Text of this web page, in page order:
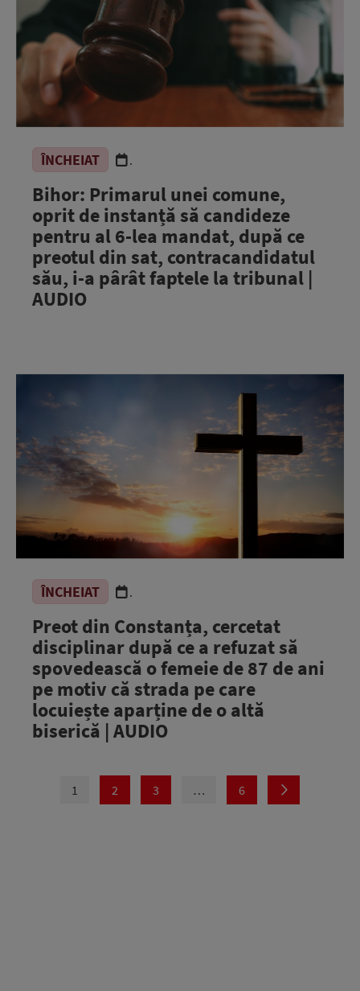
ÎNCHEIAT .
Bihor: Primarul unei comune,
oprit de instanță să candideze
pentru al 6-lea mandat, după ce
preotul din sat, contracandidatul
său, i-a pârât faptele la tribunal |
AUDIO
ÎNCHEIAT .
Preot din Constanța, cercetat
disciplinar după ce a refuzat să
spovedească o femeie de 87 de ani
pe motiv că strada pe care
locuiește aparține de o altă
biserică | AUDIO
1 2 3 … 6